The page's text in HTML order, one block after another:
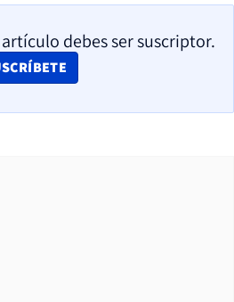
debes ser suscriptor.
IN NEW WINDOW